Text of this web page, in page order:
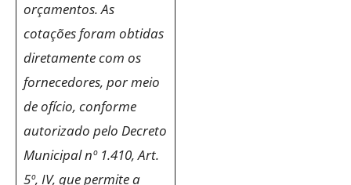
orçamentos. As
cotações foram obtidas
diretamente com os
fornecedores, por meio
de ofício, conforme
autorizado pelo Decreto
Municipal nº 1.410, Art.
5º, IV, que permite a